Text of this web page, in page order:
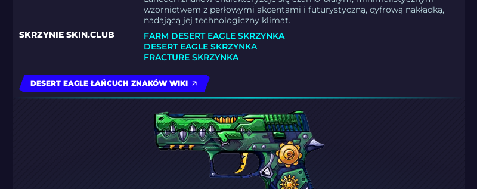
wzornictwem z perłowymi akcentami i futurystyczną, cyfrową nakładką,
nadającą jej technologiczny klimat.
SKRZYNIE SKIN.CLUB
FARM DESERT EAGLE SKRZYNKA
DESERT EAGLE SKRZYNKA
FRACTURE SKRZYNKA
DESERT EAGLE ŁAŃCUCH ZNAKÓW WIKI